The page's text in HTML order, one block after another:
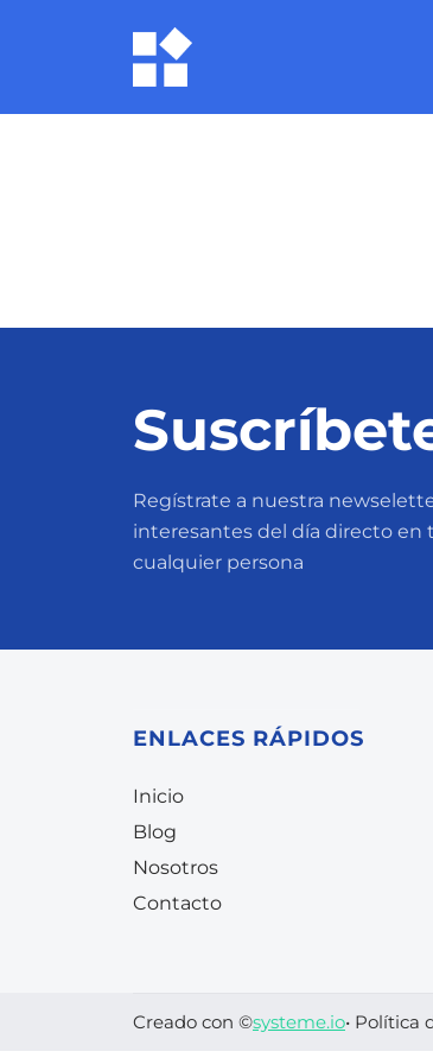
Regístrate a nuestra
interesantes del día directo en
cualquier persona
ENLACES RÁPIDOS
Inicio
Blog
Nosotros
Contacto
Creado con ©systeme.io• Política